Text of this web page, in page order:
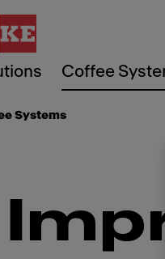
Coffee
Systems